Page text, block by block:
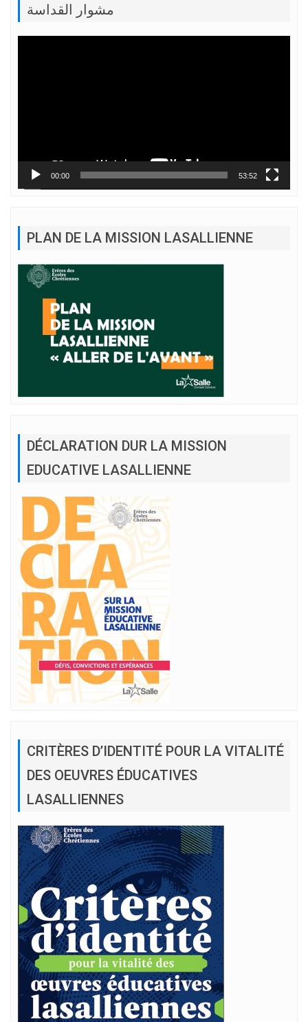
مشوار القداسة
00:00 53:52
PLAN DE LA MISSION LASALLIENNE
DÉCLARATION DUR LA MISSION
EDUCATIVE LASALLIENNE
CRITÈRES D’IDENTITÉ POUR LA VITALITÉ
DES OEUVRES ÉDUCATIVES
LASALLIENNES